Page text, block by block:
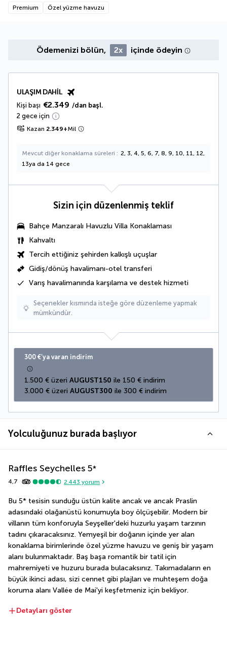
Premium Özel yüzme havuzu
Ödemenizi bölün, 2x içinde ödeyin
ULAŞIM DAHIL
Kişi başı €2.349 /dan başl.
2 gece için
Kazan 2.349+Mil
Mevcut diğer konaklama süreleri
2, 3, 4, 5, 6, 7, 8, 9, 10, 11, 12,
13ya da 14 gece
Sizin için düzenlenmiş teklif
Bahçe Manzaralı Havuzlu Villa Konaklaması
Kahvaltı
Tercih ettiğiniz şehirden kalkışlı uçuşlar
Gidiş/dönüş havalimanı-otel transferi
Varış havalimanında karşılama ve destek hizmeti
Seçenekler kısmında isteğe göre düzenleme yapmak
mümkündür.
300 €’ya varan indirim
1.500 € üzeri AUGUST150 ile 150 € indirim
3.000 € üzeri AUGUST300 ile 300 € indirim
Yolculuğunuz burada başlıyor
Raffles Seychelles 5*
4,7 2.443 yorum
Bu 5* tesisin sunduğu üstün kalite ancak ve ancak Praslin
adasındaki olağanüstü konumuyla boy ölçüşebilir. Modern bir
villanın tüm konforuyla Seyşeller'deki huzurlu yaşam tarzının
tadını çıkaracaksınız. Yemyeşil bir doğanın içinde yer alan
konaklama birimlerinde özel yüzme havuzu ve geniş bir yaşam
alanı bulunmaktadır. Baş başa romantik bir tatil için
mahremiyeti ve huzuru burada bulacaksınız. Takımadaların en
büyük ikinci adası, sizi cennet gibi plajları ve muhteşem doğa
koruma alanı Vallée de Mai'yi keşfetmeniz için bekliyor.
Detayları göster